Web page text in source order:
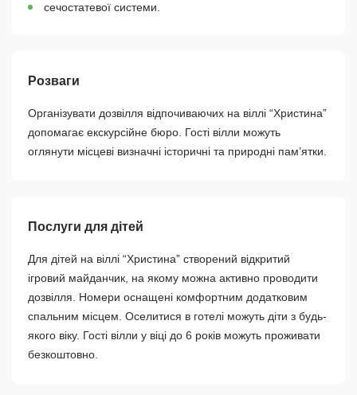
сечостатевої системи.
Розваги
Організувати дозвілля відпочиваючих на віллі “Христина”
допомагає екскурсійне бюро. Гості вілли можуть
оглянути місцеві визначні історичні та природні пам’ятки.
Послуги для дітей
Для дітей на віллі “Христина” створений відкритий
ігровий майданчик, на якому можна активно проводити
дозвілля. Номери оснащені комфортним додатковим
спальним місцем. Оселитися в готелі можуть діти з будь-
якого віку. Гості вілли у віці до 6 років можуть проживати
безкоштовно.